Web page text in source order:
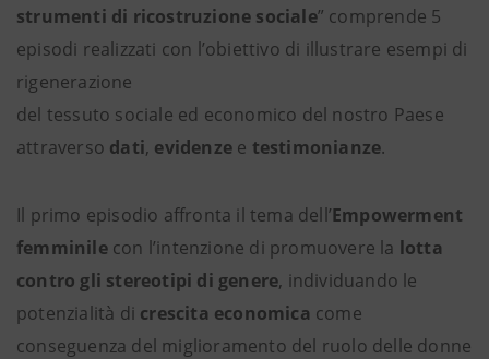
strumenti di ricostruzione sociale” comprende 5
episodi realizzati con l’obiettivo di illustrare esempi di
rigenerazione
del tessuto sociale ed economico del nostro Paese
attraverso dati, evidenze e testimonianze.
Il primo episodio affronta il tema dell’Empowerment
femminile con l’intenzione di promuovere la lotta
contro gli stereotipi di genere, individuando le
potenzialità di crescita economica come
conseguenza del miglioramento del ruolo delle donne